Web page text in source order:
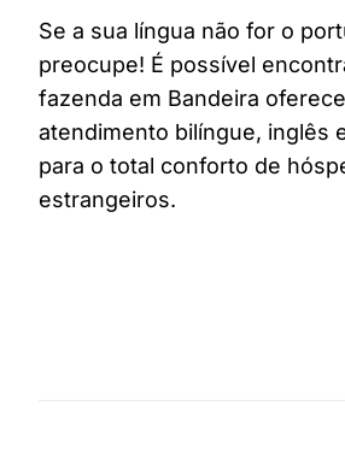
Se a sua língua não for o
preocupe! É possível
fazenda em Bandeira
atendimento bilíngue, inglês
para o total conforto de
estrangeiros.